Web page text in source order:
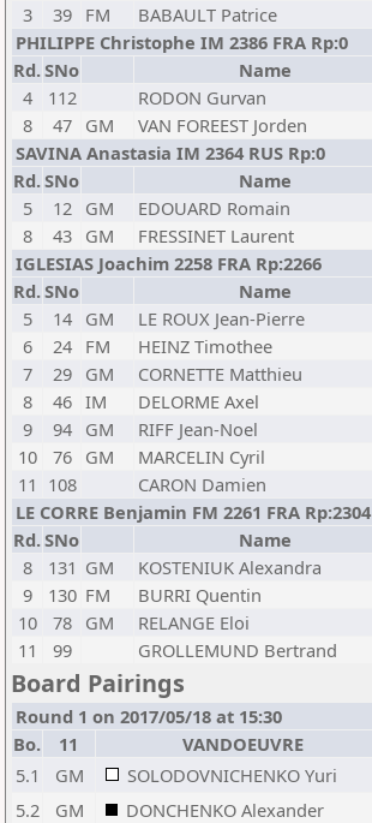
3
39 FM BABAULT Patrice
PHILIPPE Christophe IM 2386 FRA Rp:0
Rd.SNo Name
4
112 RODON Gurvan
8
47 GM VAN FOREEST Jorden
SAVINA Anastasia IM 2364 RUS Rp:0
Rd.SNo Name
5
12 GM EDOUARD Romain
8
43 GM FRESSINET Laurent
IGLESIAS Joachim 2258 FRA Rp:2266
Rd.SNo Name
5
14 GM LE ROUX Jean-Pierre
6
24 FM HEINZ Timothee
7
29 GM CORNETTE Matthieu
8
46 IM DELORME Axel
9
94 GM RIFF Jean-Noel
10
76 GM MARCELIN Cyril
11 108 CARON Damien
LE CORRE Benjamin FM 2261 FRA Rp:2304
Rd.SNo Name
8
131 GM KOSTENIUK Alexandra
9
130 FM BURRI Quentin
10
78 GM RELANGE Eloi
11
99 GROLLEMUND Bertrand
Board Pairings
Round 1 on 2017/05/18 at 15:30
Bo.
11 VANDOEUVRE
5.1
GM SOLODOVNICHENKO Yuri
5.2
GM DONCHENKO Alexander